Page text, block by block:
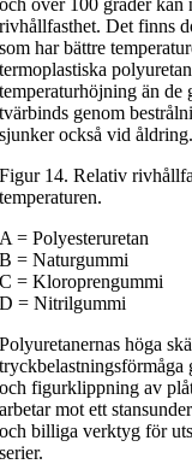
och över 100 grader kan
rivhållfasthet. Det finns
som har bättre
termoplastiska
temperaturhöjning än de
tvärbinds genom
sjunker också vid åldring.
Figur 14. Relativ
temperaturen.
A = Polyesteruretan
B = Naturgummi
C = Kloroprengummi
D = Nitrilgummi
Polyuretanernas höga
tryckbelastningsförmåga
och figurklippning av
arbetar mot ett
och billiga verktyg för
serier.